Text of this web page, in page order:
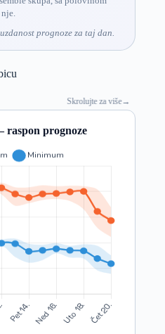
prognoze za taj dan.
Skrolujte za više→
prognoze